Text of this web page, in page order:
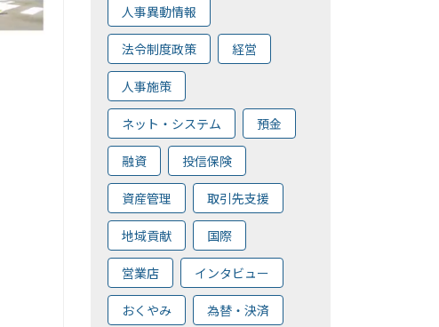
人事異動情報
法令制度政策 経営
人事施策
ネット・システム 預金
融資 投信保険
資産管理 取引先支援
地域貢献 国際
営業店 インタビュー
おくやみ 為替・決済